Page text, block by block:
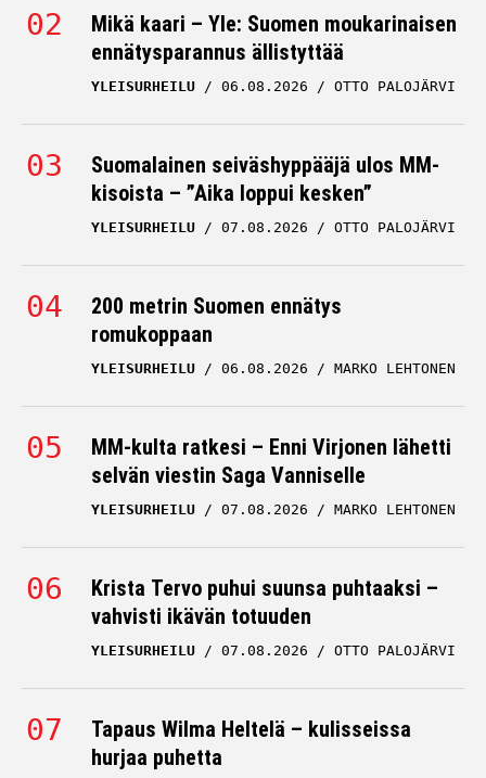
Mikä kaari – Yle: Suomen moukarinaisen
ennätysparannus ällistyttää
YLEISURHEILU 06.08.2026 OTTO PALOJÄRVI
Suomalainen seiväshyppääjä ulos MM-
kisoista – ”Aika loppui kesken”
YLEISURHEILU 07.08.2026 OTTO PALOJÄRVI
200 metrin Suomen ennätys
romukoppaan
YLEISURHEILU 06.08.2026 MARKO LEHTONEN
MM-kulta ratkesi – Enni Virjonen lähetti
selvän viestin Saga Vanniselle
YLEISURHEILU 07.08.2026 MARKO LEHTONEN
Krista Tervo puhui suunsa puhtaaksi –
vahvisti ikävän totuuden
YLEISURHEILU 07.08.2026 OTTO PALOJÄRVI
Tapaus Wilma Heltelä – kulisseissa
hurjaa puhetta